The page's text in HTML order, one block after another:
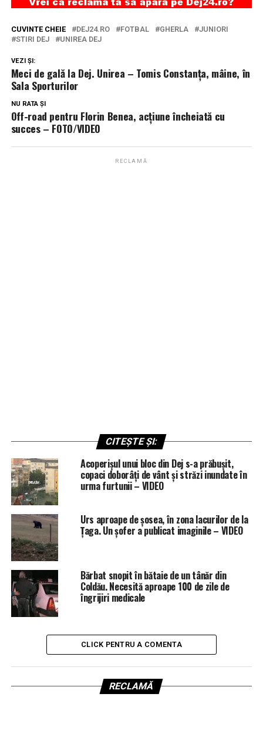
CUVINTE CHEIE DEJ24.RO FOTBAL GHERLA
JUNIORI
STIRI DEJ
UNIREA DEJ
VEZI ȘI:
Meci de gală la Dej. Unirea – Tomis Constanța, mâine, în
Sala Sporturilor
NU RATA ȘI
Off-road pentru Florin Benea, acțiune încheiată cu
succes – FOTO/VIDEO
RECLAMĂ
CITEȘTE ȘI:
Acoperișul unui bloc din Dej s-a prăbușit,
copaci doborâți de vânt și străzi inundate în
urma furtunii – VIDEO
Urs aproape de șosea, în zona lacurilor de la
Țaga. Un șofer a publicat imaginile – VIDEO
Bărbat snopit în bătaie de un tânăr din
Coldău. Necesită aproape 100 de zile de
îngrijiri medicale
CLICK PENTRU A COMENTA
RECLAMĂ